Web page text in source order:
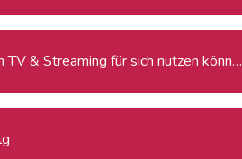
& Streaming für sich nutzen können